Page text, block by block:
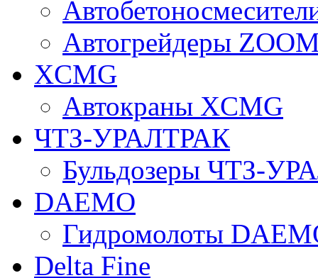
Автогрейдеры
XCMG
Автокраны XCMG
ЧТЗ-УРАЛТРАК
Бульдозеры ЧТЗ-
DAEMO
Гидромолоты
Delta Fine